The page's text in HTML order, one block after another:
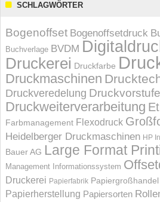
SCHLAGWÖRTER
Bogenoffset Bogenoffsetdruck
Buchverlage BVDM
Druckerei Druckfarbe
Druckmaschinen
Druckveredelung Druckvorstufe
Druckweiterverarbeitung
Farbmanagement Flexodruck
Heidelberger Druckmaschinen HP
Bauer AG Large Format
Management Informations­system
Druckerei Papierfabrik Papiergroßhandel
Papierherstellung Papiersorten